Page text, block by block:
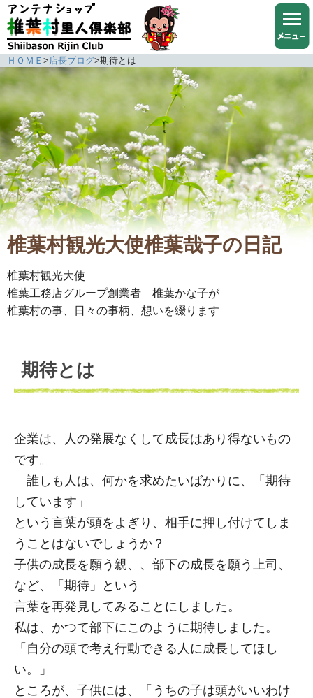
ＨＯＭＥ >店長ブログ>期待とは
椎葉村観光大使椎葉哉子の日記
椎葉村観光大使
椎葉工務店グループ創業者 椎葉かな子が
椎葉村の事、日々の事柄、想いを綴ります
期待とは
企業は、人の発展なくして成長はあり得ないもの
です。
誰しも人は、何かを求めたいばかりに、「期待
しています」
という言葉が頭をよぎり、相手に押し付けてしま
うことはないでしょうか？
子供の成長を願う親、、部下の成長を願う上司、
など、「期待」という
言葉を再発見してみることにしました。
私は、かつて部下にこのように期待しました。
「自分の頭で考え行動できる人に成長してほし
い。」
ところが、子供には、「うちの子は頭がいいわけ